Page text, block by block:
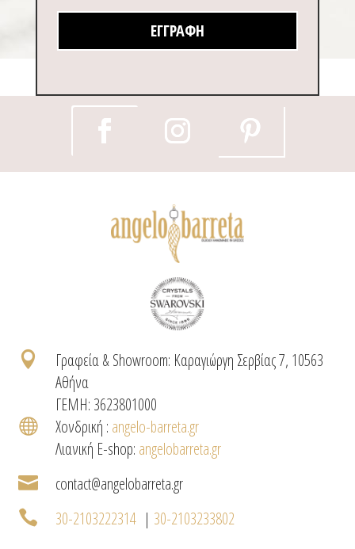
ΕΓΓΡΑΦΉ

Γραφεία & Showroom: Καραγιώργη Σερβίας 7, 10563
Αθήνα
ΓΕΜΗ: 3623801000
 Χονδρική : angelo-barreta.gr
Λιανική E-shop: angelobarreta.gr
 contact@angelobarreta.gr
 30-2103222314| 30-2103233802